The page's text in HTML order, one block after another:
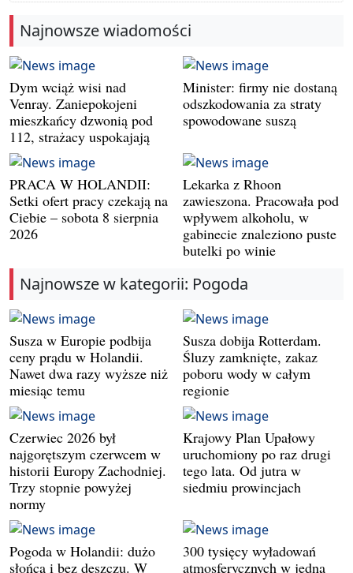
Najnowsze wiadomości
Dym wciąż wisi nad
Venray. Zaniepokojeni
mieszkańcy dzwonią pod
112, strażacy uspokajają
Minister: firmy nie dostaną
odszkodowania za straty
spowodowane suszą
PRACA W HOLANDII:
Setki ofert pracy czekają na
Ciebie – sobota 8 sierpnia
2026
Lekarka z Rhoon
zawieszona. Pracowała pod
wpływem alkoholu, w
gabinecie znaleziono puste
butelki po winie
Najnowsze w kategorii: Pogoda
Susza w Europie podbija
ceny prądu w Holandii.
Nawet dwa razy wyższe niż
miesiąc temu
Susza dobija Rotterdam.
Śluzy zamknięte, zakaz
poboru wody w całym
regionie
Czerwiec 2026 był
najgorętszym czerwcem w
historii Europy Zachodniej.
Trzy stopnie powyżej
normy
Krajowy Plan Upałowy
uruchomiony po raz drugi
tego lata. Od jutra w
siedmiu prowincjach
Pogoda w Holandii: dużo
słońca i bez deszczu. W
300 tysięcy wyładowań
atmosferycznych w jedną